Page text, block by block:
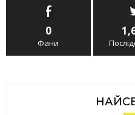
0
Фани